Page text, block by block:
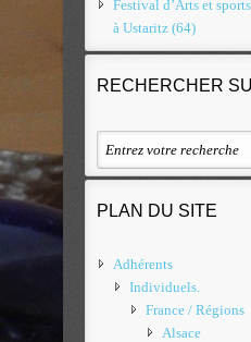
Festival d’Arts et
à Ustaritz (64)
RECHERCHER
PLAN DU SITE
Adhérents
Individuels.
France / Régions
Alsace